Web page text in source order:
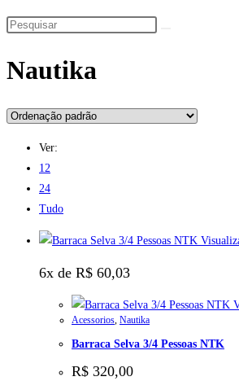
Nautika
Ver:
12
24
Tudo
6x de R$ 60,03
Acessorios, Nautika
Barraca Selva 3/4 Pessoas NTK
R$ 320,00